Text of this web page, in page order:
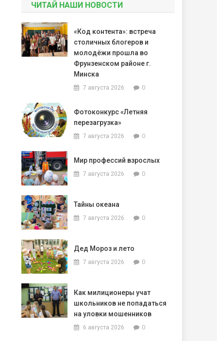
ЧИТАЙ НАШИ НОВОСТИ
«Код контента»: встреча
столичных блогеров и
молодёжи прошла во
Фрунзенском районе г.
Минска
7 августа 2026 0
Фотоконкурс «Летняя
перезагрузка»
7 августа 2026 0
Мир профессий взрослых
7 августа 2026 0
Тайны океана
7 августа 2026 0
Дед Мороз и лето
7 августа 2026 0
Как милиционеры учат
школьников не попадаться
на уловки мошенников
6 августа 2026 0